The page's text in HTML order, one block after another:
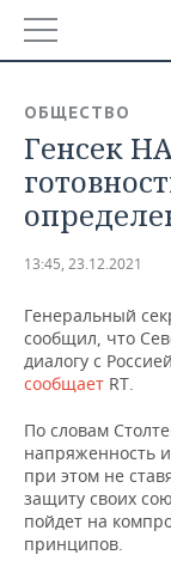
ТАТАРСТАН
НОВОСТИ
АНАЛИТИКА
ДЕКЛАРАЦИИ
КОРОЛИ
КОМУ
ТОРГОВЫЕ
ТАТАРСТАНА
НОВОСТИ
ФИНАНСЫ
БЮДЖЕТ
ИНВЕСТИЦИИ
НОВОСТИ
АГРОПРОМ
НЕФТЕХИМИЯ
НОВОСТИ
БИЗНЕС
НОВОСТИ
ТЕХНОЛОГИИ
ОБЩЕСТВО
Генсек
13:45, 23.12.2021
Генеральный
сообщил, что
диалогу с
сообщает RT.
По словам
напряженность
при этом не
защиту своих
пойдет на
принципов.